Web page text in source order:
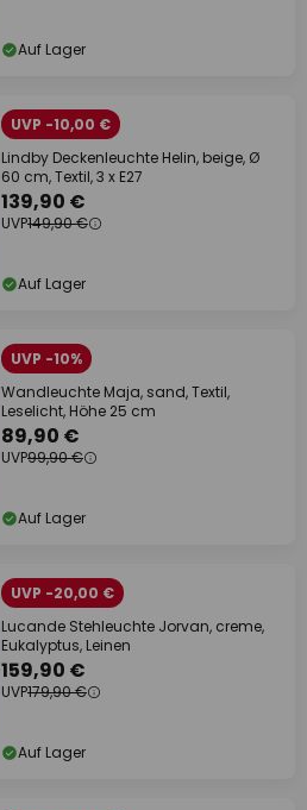
Auf Lager
UVP -10,00 €
Lindby Deckenleuchte Helin, beige, Ø
60 cm, Textil, 3 x E27
139,90 €
UVP149,90 €
Auf Lager
UVP -10%
Wandleuchte Maja, sand, Textil,
Leselicht, Höhe 25 cm
89,90 €
UVP99,90 €
Auf Lager
UVP -20,00 €
Lucande Stehleuchte Jorvan, creme,
Eukalyptus, Leinen
159,90 €
UVP179,90 €
Auf Lager